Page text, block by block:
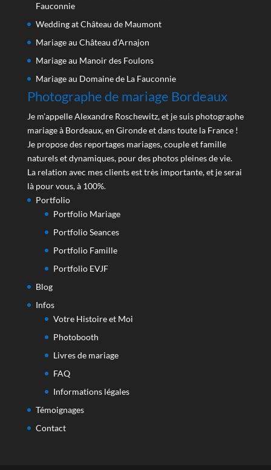
Fauconnie
Wedding at Château de Maumont
Mariage au Château d’Arnajon
Mariage au Manoir des Foulons
Mariage au Domaine de La Fauconnie
Photographe de mariage Bordeaux
Je m'appelle Alexandre Roschewitz, et je suis photographe
mariage à Bordeaux, en Gironde et dans toute la France !
Je propose des reportages mariages, couple et famille
naturels et dynamiques, pour des photos pleines de vie.
La relation avec mes clients est très importante, et je serai
là pour vous, à 100%.
Portfolio
Portfolio Mariage
Portfolio Seances
Portfolio Famille
Portfolio EVJF
Blog
Infos
Votre Histoire et Moi
Photobooth
Livres de mariage
FAQ
Informations légales
Témoignages
Contact